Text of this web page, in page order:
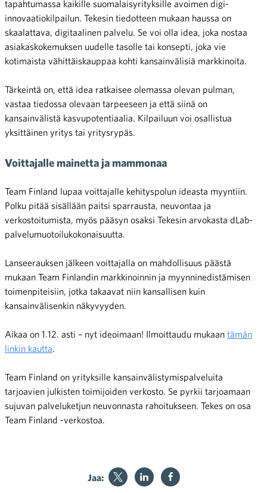
tapahtumassa kaikille suomalaisyrityksille avoimen digi-
innovaatiokilpailun. Tekesin tiedotteen mukaan haussa on
skaalattava, digitaalinen palvelu. Se voi olla idea, joka nostaa
asiakaskokemuksen uudelle tasolle tai konsepti, joka vie
kotimaista vähittäiskauppaa kohti kansainvälisiä markkinoita.
Tärkeintä on, että idea ratkaisee olemassa olevan pulman,
vastaa tiedossa olevaan tarpeeseen ja että siinä on
kansainvälistä kasvupotentiaalia. Kilpailuun voi osallistua
yksittäinen yritys tai yritysrypäs.
Voittajalle mainetta ja mammonaa
Team Finland lupaa voittajalle kehityspolun ideasta myyntiin.
Polku pitää sisällään paitsi sparrausta, neuvontaa ja
verkostoitumista, myös pääsyn osaksi Tekesin arvokasta dLab-
palvelumuotoilukokonaisuutta.
Lanseerauksen jälkeen voittajalla on mahdollisuus päästä
mukaan Team Finlandin markkinoinnin ja myynninedistämisen
toimenpiteisiin, jotka takaavat niin kansallisen kuin
kansainvälisenkin näkyvyyden.
Aikaa on 1.12. asti – nyt ideoimaan! Ilmoittaudu mukaan tämän
linkin kautta.
Team Finland on yrityksille kansainvälistymispalveluita
tarjoavien julkisten toimijoiden verkosto. Se pyrkii tarjoamaan
sujuvan palveluketjun neuvonnasta rahoitukseen. Tekes on osa
Team Finland -verkostoa.
Jaa: